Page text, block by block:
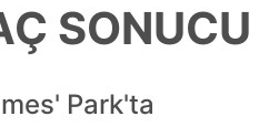
SONUCU
Park'ta